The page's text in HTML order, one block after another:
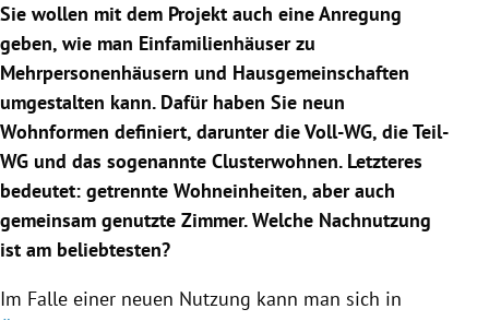
Sie wollen mit dem Projekt auch eine Anregung
geben, wie man Einfamilienhäuserzu
Mehrpersonenhäusern und Hausgemeinschaften
umgestalten kann. Dafür haben Sie neun
Wohnformen definiert, darunter die Voll-WG, die Teil-
WG und das sogenannte Clusterwohnen. Letzteres
bedeutet: getrennte Wohneinheiten, aber auch
gemeinsam genutzte Zimmer. Welche Nachnutzung
ist am beliebtesten?
Im Falle einer neuen Nutzung kann man sich in